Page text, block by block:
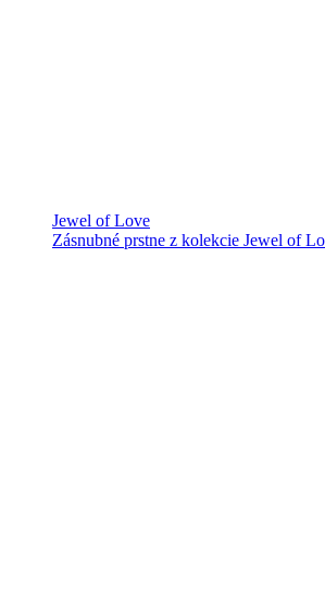
Jewel of Love
Zásnubné prstne z kolekcie Jewel of